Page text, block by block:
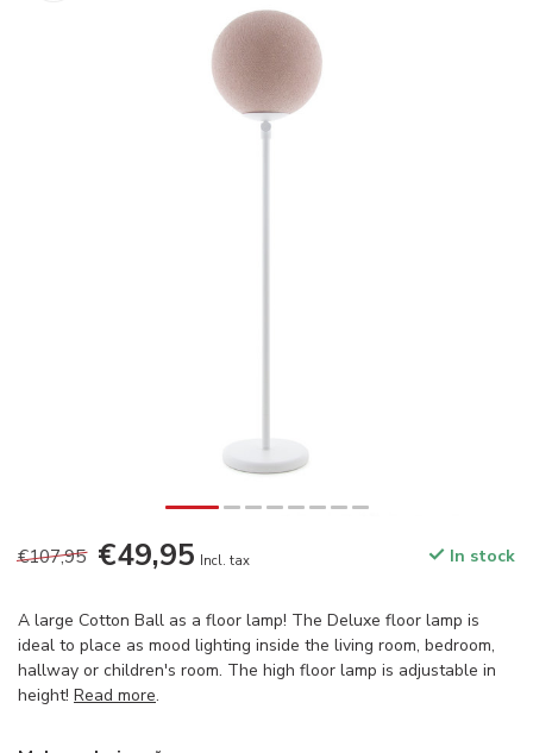
€107,95 €49,95 Incl. tax In stock
A large Cotton Ball as a floor lamp! The Deluxe floor lamp is
ideal to place as mood lighting inside the living room, bedroom,
hallway or children's room. The high floor lamp is adjustable in
height! Read more.